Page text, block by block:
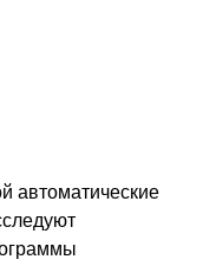
автоматические